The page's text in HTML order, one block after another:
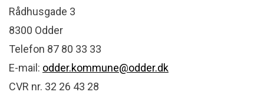
Rådhusgade 3
8300 Odder
Telefon 87 80 33 33
E-mail: odder.kommune@odder.dk
CVR nr. 32 26 43 28